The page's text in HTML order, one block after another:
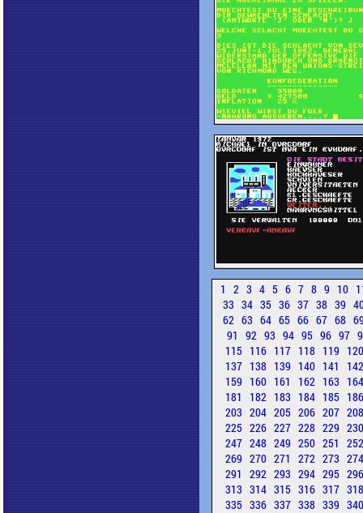
1 2 3 4 5 6 7 8 9 10
33 34 35 36 37 38 39
62 63 64 65 66 67 68
91 92 93 94 95 96 97
115 116 117 118 119
137 138 139 140 141
159 160 161 162 163
181
182 183 184 185
203 204 205 206 207
225 226 227 228 229
247 248 249 250 251
269 270 271 272 273
291 292 293 294 295
313 314 315 316 317
335 336 337 338 339